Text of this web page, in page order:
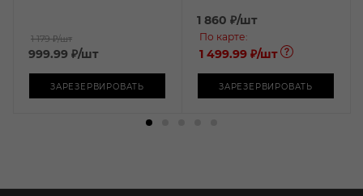
1 179 ₽/шт
999.99 ₽/шт
ЗАРЕЗЕРВИРОВАТЬ
1 860 ₽/шт
По карте:
1 499.99 ₽/шт
ЗАРЕЗЕРВИРОВАТЬ